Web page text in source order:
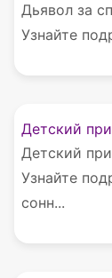
Дьявол за
Узнайте
Детский
Детский
Узнайте
сонн...